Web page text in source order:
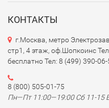
КОНТАКТЫ
г.Москва, метро
стр1, 4 этаж, оф.Шопкоинс
бесплатно Тел: 8 (499) 390-06-
8 (800) 505-01-75
Пн—Пт 11:00—19:00 Сб 11-15